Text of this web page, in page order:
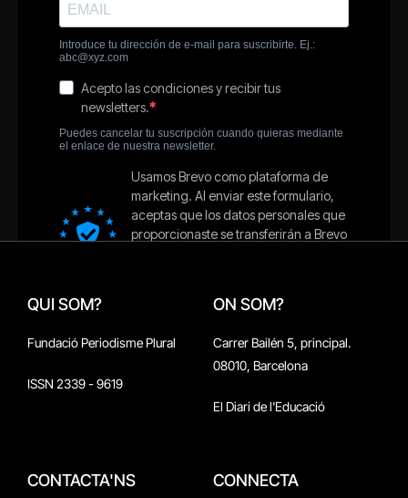
QUI SOM?
Fundació Periodisme Plural
ISSN 2339 - 9619
ON SOM?
Carrer Bailén 5, principal.
08010, Barcelona
El Diari de l'Educació
CONTACTA'NS CONNECTA